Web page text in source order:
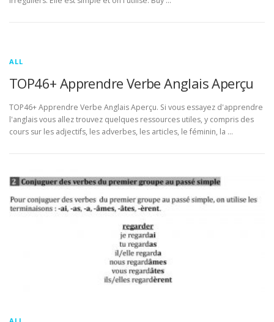
ALL
TOP46+ Apprendre Verbe Anglais Aperçu
TOP46+ Apprendre Verbe Anglais Aperçu. Si vous essayez d'apprendre
l'anglais vous allez trouvez quelques ressources utiles, y compris des
cours sur les adjectifs, les adverbes, les articles, le féminin, la …